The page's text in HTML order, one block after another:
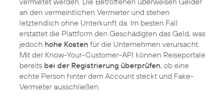
an den vermeintlichen Vermieter und stehen
letztendlich ohne Unterkunft da. Im besten Fall
erstattet die Plattform den Geschädigten das Geld, was
jedoch hohe Kosten für die Unternehmen verursacht.
Mit der Know-Your-Customer-API können Reiseportale
bereits bei der Registrierung überprüfen, ob eine
echte Person hinter dem Account steckt und Fake-
Vermieter ausschließen.